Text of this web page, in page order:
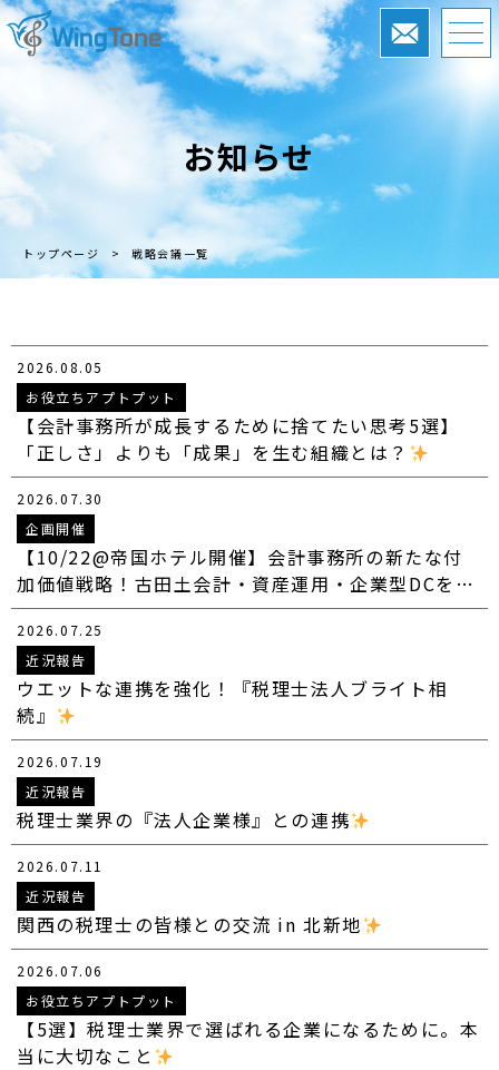
お知らせ
トップページ > 戦略会議一覧
2026.08.05
お役立ちアプトプット
【会計事務所が成長するために捨てたい思考5選】
「正しさ」よりも「成果」を生む組織とは？
2026.07.30
企画開催
【10/22@帝国ホテル開催】会計事務所の新たな付
加価値戦略！古田土会計・資産運用・企業型DCを…
2026.07.25
近況報告
ウエットな連携を強化！『税理士法人ブライト相
続』
2026.07.19
近況報告
税理士業界の『法人企業様』との連携
2026.07.11
近況報告
関西の税理士の皆様との交流 in 北新地
2026.07.06
お役立ちアプトプット
【5選】税理士業界で選ばれる企業になるために。本
当に大切なこと